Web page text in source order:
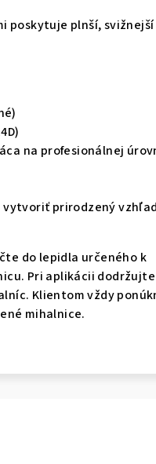
poskytuje plnší, svižnejší
na profesionálnej
prirodzený
do lepidla určeného k
Pri aplikácii dodržujte
Klientom vždy
mihalnice.